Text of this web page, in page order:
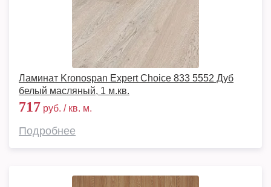
Ламинат Kronospan Expert Choice 833 5552 Дуб
белый масляный, 1 м.кв.
717 руб. / кв. м.
Подробнее